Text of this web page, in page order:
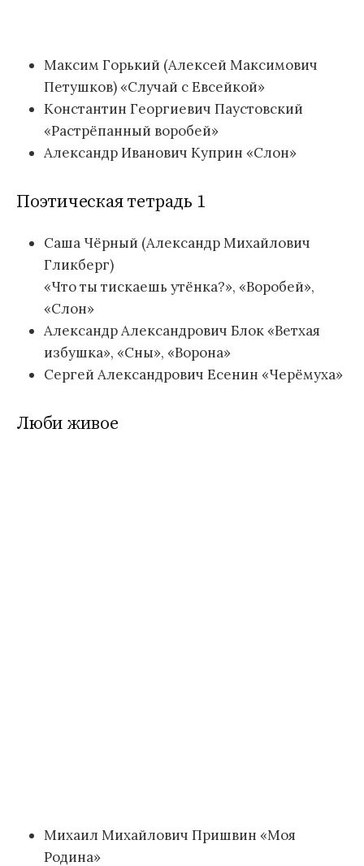
Максим Горький (Алексей Максимович
Петушков) «Случай с Евсейкой»
Константин Георгиевич Паустовский
«Растрёпанный воробей»
Александр Иванович Куприн «Слон»
Поэтическая тетрадь 1
Саша Чёрный (Александр Михайлович
Гликберг)
«Что ты тискаешь утёнка?», «Воробей»,
«Слон»
Александр Александрович Блок «Ветхая
избушка», «Сны», «Ворона»
Сергей Александрович Есенин «Черёмуха»
Люби живое
Михаил Михайлович Пришвин «Моя
Родина»